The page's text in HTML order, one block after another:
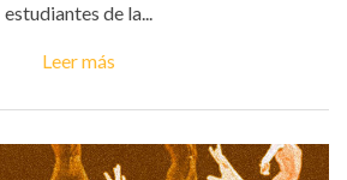
estudiantes de la...
Leer más